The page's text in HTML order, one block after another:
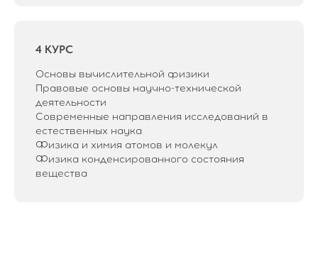
4 КУРС
Основы вычислительной физики
Правовые основы научно-технической
деятельности
Современные направления исследований в
естественных наука
Физика и химия атомов и молекул
Физика конденсированного состояния
вещества